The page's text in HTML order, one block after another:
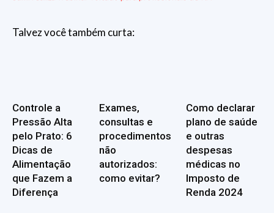
Talvez você também curta:
Controle a
Pressão Alta
pelo Prato: 6
Dicas de
Alimentação
que Fazem a
Diferença
Exames,
consultas e
procedimentos
não
autorizados:
como evitar?
Como declarar
plano de saúde
e outras
despesas
médicas no
Imposto de
Renda 2024